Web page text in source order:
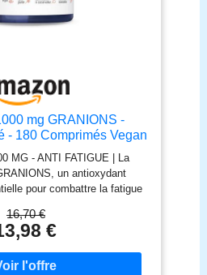
mg GRANIONS -
- 180 Comprimés Vegan
Adulte
MG - ANTI FATIGUE | La
un antioxydant
pour combattre la fatigue
avec notre complement
C, qui stimule également la
et combat le stress oxydatif.
alimentaire à votre
16,70 €
€